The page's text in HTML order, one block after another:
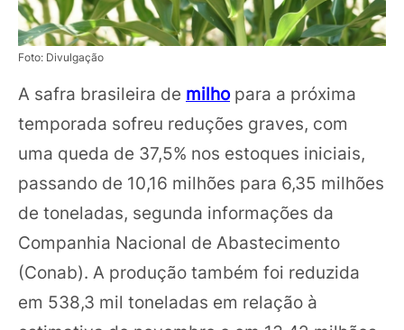
Foto: Divulgação
A safra brasileira de milhopara a próxima
temporada sofreu reduções graves, com
uma queda de 37,5% nos estoques iniciais,
passando de 10,16 milhões para 6,35 milhões
de toneladas, segunda informações da
Companhia Nacional de Abastecimento
(Conab). A produção também foi reduzida
em 538,3 mil toneladas em relação à